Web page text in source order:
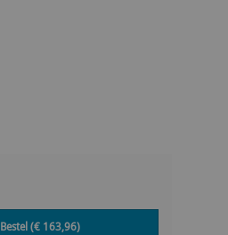
Bestel (€ 163,96)